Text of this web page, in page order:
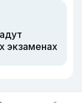
экзаменах